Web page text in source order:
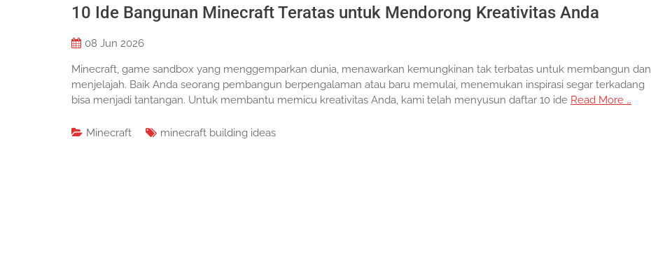
10 Ide Bangunan Minecraft Teratas untuk Mendorong Kreativitas Anda
08 Jun 2026
Minecraft, game sandbox yang menggemparkan dunia, menawarkan kemungkinan tak terbatas untuk membangun dan
menjelajah. Baik Anda seorang pembangun berpengalaman atau baru memulai, menemukan inspirasi segar terkadang
bisa menjadi tantangan. Untuk membantu memicu kreativitas Anda, kami telah menyusun daftar 10 ide Read More …
Minecraft minecraft building ideas